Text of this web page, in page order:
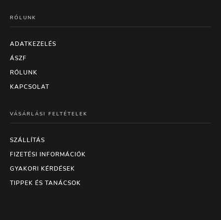
RÓLUNK
ADATKEZELÉS
ÁSZF
RÓLUNK
KAPCSOLAT
VÁSÁRLÁSI FELTÉTELEK
SZÁLLÍTÁS
FIZETÉSI INFORMÁCIÓK
GYAKORI KÉRDÉSEK
TIPPEK ÉS TANÁCSOK